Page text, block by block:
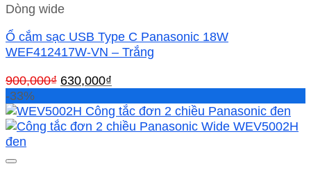
Dòng wide
Ổ cắm sạc USB Type C Panasonic 18W
WEF412417W-VN – Trắng
900,000₫ Giá
là:
900,000₫.
630,000₫
tại
là:
-33%